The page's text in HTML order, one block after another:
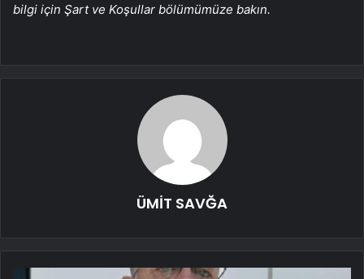
bilgi için Şart ve Koşullar bölümümüze bakın.
ÜMİT SAVĞA